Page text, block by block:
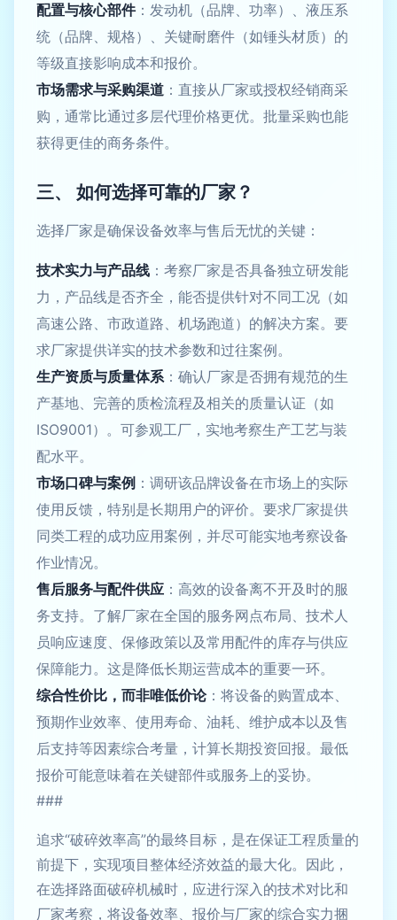
配置与核心部件：发动机（品牌、功率）、液压系
统（品牌、规格）、关键耐磨件（如锤头材质）的
等级直接影响成本和报价。
市场需求与采购渠道 ：直接从厂家或授权经销商采
购，通常比通过多层代理价格更优。批量采购也能
获得更佳的商务条件。
三、 如何选择可靠的厂家？
选择厂家是确保设备效率与售后无忧的关键：
技术实力与产品线 ：考察厂家是否具备独立研发能
力，产品线是否齐全，能否提供针对不同工况（如
高速公路、市政道路、机场跑道）的解决方案。要
求厂家提供详实的技术参数和过往案例。
生产资质与质量体系：确认厂家是否拥有规范的生
产基地、完善的质检流程及相关的质量认证（如
ISO9001）。可参观工厂，实地考察生产工艺与装
配水平。
市场口碑与案例 ：调研该品牌设备在市场上的实际
使用反馈，特别是长期用户的评价。要求厂家提供
同类工程的成功应用案例，并尽可能实地考察设备
作业情况。
售后服务与配件供应 ：高效的设备离不开及时的服
务支持。了解厂家在全国的服务网点布局、技术人
员响应速度、保修政策以及常用配件的库存与供应
保障能力。这是降低长期运营成本的重要一环。
综合性价比，而非唯低价论：将设备的购置成本、
预期作业效率、使用寿命、油耗、维护成本以及售
后支持等因素综合考量，计算长期投资回报。最低
报价可能意味着在关键部件或服务上的妥协。
###
追求“破碎效率高”的最终目标，是在保证工程质量的
前提下，实现项目整体经济效益的最大化。因此，
在选择路面破碎机械时，应进行深入的技术对比和
厂家考察，将设备效率、报价与厂家的综合实力捆